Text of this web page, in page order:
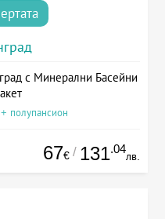
с Минерални Басейни
полупансион
67€ / 131.04
лв.